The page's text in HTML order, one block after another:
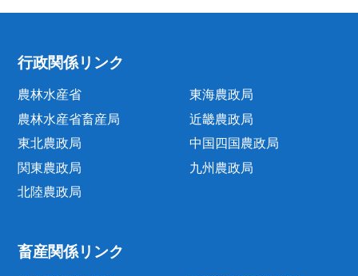
行政関係リンク
農林水産省
農林水産省畜産局
東北農政局
関東農政局
北陸農政局
東海農政局
近畿農政局
中国四国農政局
九州農政局
畜産関係リンク